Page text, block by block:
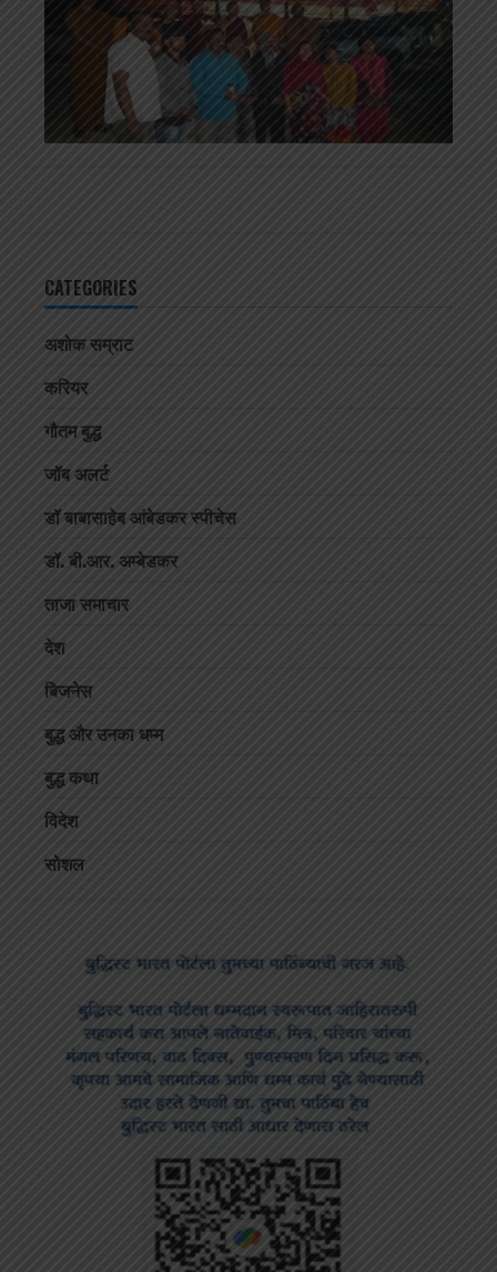
CATEGORIES
अशोक सम्राट
करियर
गौतम बुद्ध
जॉब अलर्ट
डॉ बाबासाहेब आंबेडकर स्पीचेस
डॉ. बी.आर. अम्बेडकर
ताजा समाचार
देश
बिजनेस
बुद्ध और उनका धम्म
बुद्ध कथा
विदेश
सोशल